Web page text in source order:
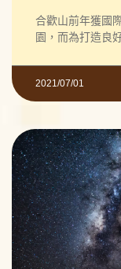
合歡山前年獲國
園，而為打造良
2021/07/01